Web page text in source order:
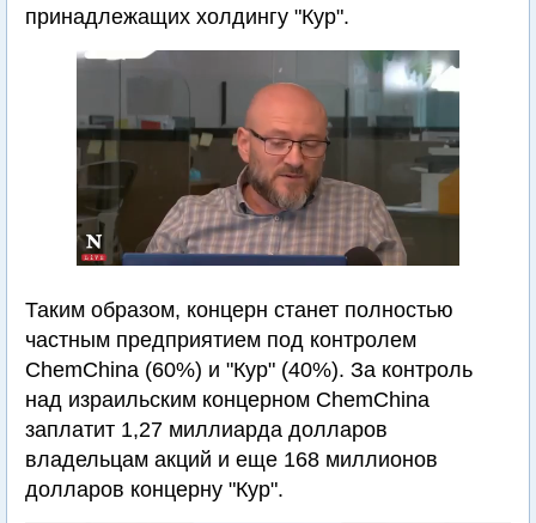
принадлежащих холдингу "Кур".
Таким образом, концерн станет полностью
частным предприятием под контролем
ChemChina (60%) и "Кур" (40%). За контроль
над израильским концерном ChemChina
заплатит 1,27 миллиарда долларов
владельцам акций и еще 168 миллионов
долларов концерну "Кур".